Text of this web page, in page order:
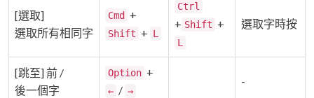
[選取]
選取所有相同字
Cmd +
Shift + L
Ctrl
+ Shift +
L
選取字時按
[跳至] 前 /
後一個字
Option +
← / →
-